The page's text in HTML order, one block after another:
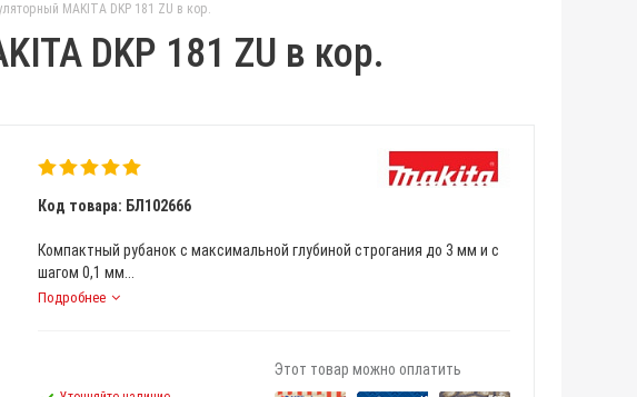
MAKITA DKP 181 ZU в кор.
DKP 181 ZU в кор.
Код товара: БЛ102666
Компактный рубанок с максимальной глубиной строгания до 3 мм и с
шагом 0,1 мм...
Подробнее
Этот товар можно оплатить